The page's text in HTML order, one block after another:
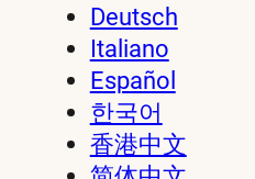
Deutsch
Italiano
Español
한국어
香港中文